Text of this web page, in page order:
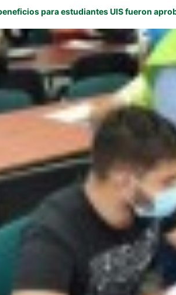
para estudiantes UIS fueron